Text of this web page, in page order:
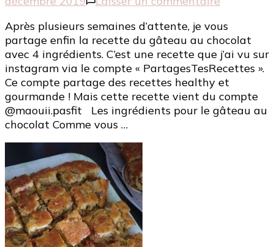
Gâteau
au
chocolat
avec
4
!
Après plusieurs semaines d’attente, je vous
partage enfin la recette du gâteau au chocolat
avec 4 ingrédients. C’est une recette que j’ai vu sur
instagram via le compte « PartagesTesRecettes ».
Ce compte partage des recettes healthy et
gourmande ! Mais cette recette vient du compte
@maouii.pasfit Les ingrédients pour le gâteau au
chocolat Comme vous …